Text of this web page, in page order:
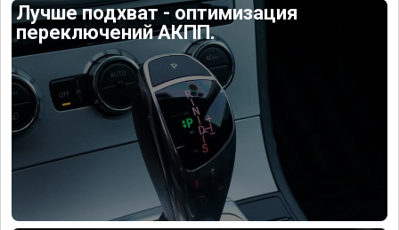
Лучше подхват - оптимизация
переключений АКПП.